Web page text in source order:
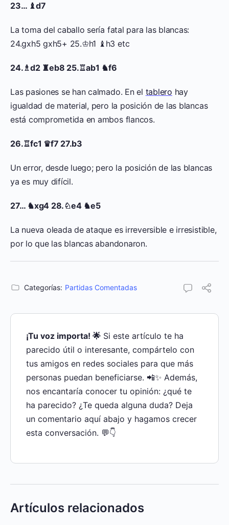
23… ♝d7
La toma del caballo sería fatal para las blancas:
24.gxh5 gxh5+ 25.♔h1 ♝h3 etc
24.♗d2 ♜eb8 25.♖ab1 ♞f6
Las pasiones se han calmado. En el tablero hay
igualdad de material, pero la posición de las blancas
está comprometida en ambos flancos.
26.♖fc1 ♛f7 27.b3
Un error, desde luego; pero la posición de las blancas
ya es muy difícil.
27… ♞xg4 28.♘e4 ♞e5
La nueva oleada de ataque es irreversible e irresistible,
por lo que las blancas abandonaron.
Categorías: Partidas Comentadas
¡Tu voz importa! 🌟 Si este artículo te ha
parecido útil o interesante, compártelo con
tus amigos en redes sociales para que más
personas puedan beneficiarse. 📲✨ Además,
nos encantaría conocer tu opinión: ¿qué te
ha parecido? ¿Te queda alguna duda? Deja
un comentario aquí abajo y hagamos crecer
esta conversación. 💬👇
Artículos relacionados